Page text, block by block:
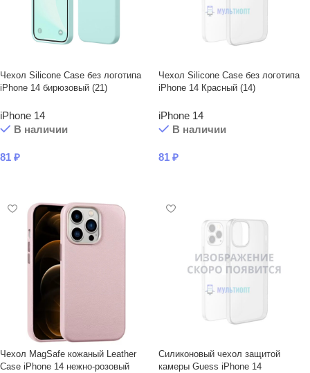
Чехол Silicone Case без логотипа
iPhone 14 бирюзовый (21)
iPhone 14
В наличии
81 ₽
Чехол Silicone Case без логотипа
iPhone 14 Красный (14)
iPhone 14
В наличии
81 ₽
Чехол MagSafe кожаный Leather
Case iPhone 14 нежно-розовый
Силиконовый чехол защитой
камеры Guess iPhone 14